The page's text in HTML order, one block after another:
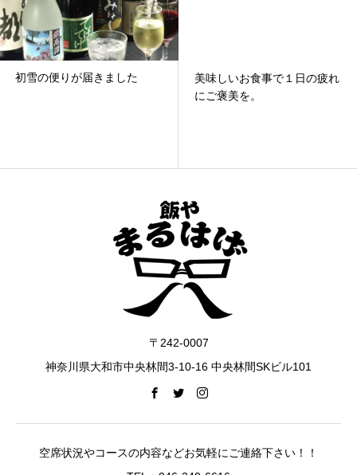
初雪の便りが届きました
美味しいお食事で１日の疲れ
にご褒美を。
〒242-0007
神奈川県大和市中央林間3-10-16 中央林間SKビル101
空席状況やコースの内容などお気軽にご連絡下さい！！